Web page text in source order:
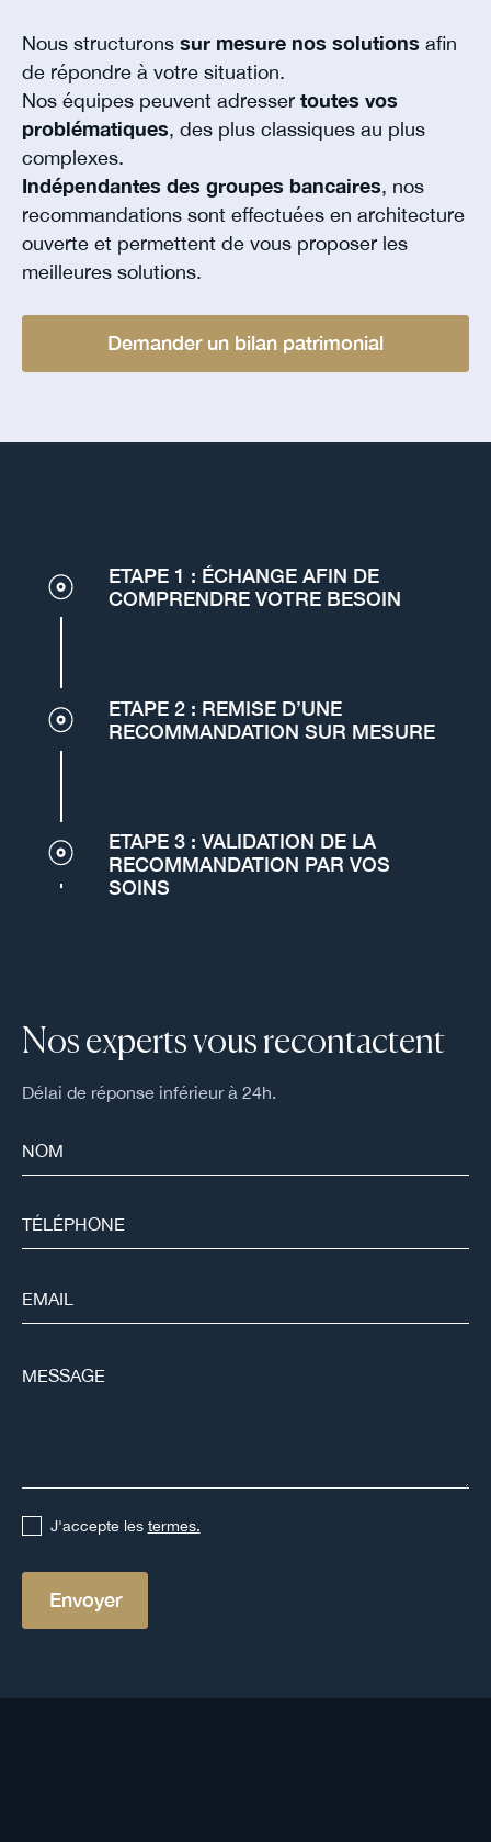
Nous structurons sur mesure nos solutions afin
de répondre à votre situation.
Nos équipes peuvent adresser toutes vos
problématiques, des plus classiques au plus
complexes.
Indépendantes des groupes bancaires, nos
recommandations sont effectuées en architecture
ouverte et permettent de vous proposer les
meilleures solutions.
Demander un bilan patrimonial
ETAPE 1 : ÉCHANGE AFIN DE
COMPRENDRE VOTRE BESOIN
ETAPE 2 : REMISE D’UNE
RECOMMANDATION SUR MESURE
ETAPE 3 : VALIDATION DE LA
RECOMMANDATION PAR VOS
SOINS
Nos experts vous recontactent
Délai de réponse inférieur à 24h.
J'accepte les termes.